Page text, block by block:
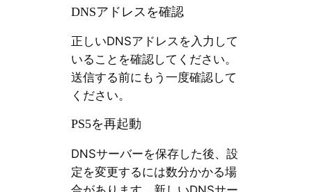
DNSアドレスを確認
正しいDNSアドレスを入力して
いることを確認してください。
送信する前にもう一度確認して
ください。
PS5を再起動
DNSサーバーを保存した後、設
定を変更するには数分かかる場